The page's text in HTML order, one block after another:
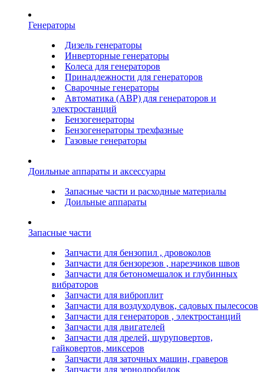
Генераторы
Дизель генераторы
Инверторные генераторы
Колеса для генераторов
Принадлежности для генераторов
Сварочные генераторы
Автоматика (АВР) для генераторов и
электростанций
Бензогенераторы
Бензогенераторы трехфазные
Газовые генераторы
Доильные аппараты и аксессуары
Запасные части и расходные материалы
Доильные аппараты
Запасные части
Запчасти для бензопил , дровоколов
Запчасти для бензорезов , нарезчиков швов
Запчасти для бетономешалок и глубинных
вибраторов
Запчасти для виброплит
Запчасти для воздуходувок, садовых пылесосов
Запчасти для генераторов , электростанций
Запчасти для двигателей
Запчасти для дрелей, шуруповертов,
гайковертов, миксеров
Запчасти для заточных машин, граверов
Запчасти для зернодробилок